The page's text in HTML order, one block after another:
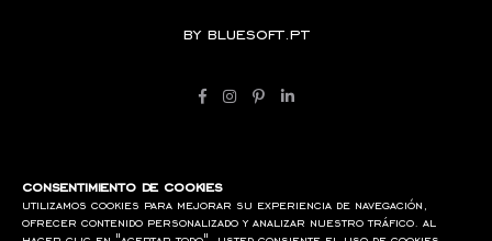
by bluesoft.pt
consentimiento de cookies
utilizamos cookies para mejorar su experiencia de navegación,
ofrecer contenido personalizado y analizar nuestro tráfico. al